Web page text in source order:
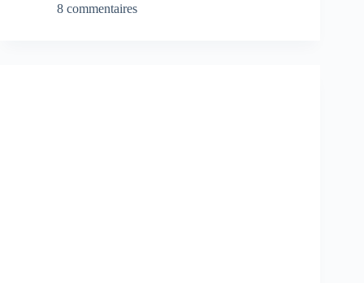
8 commentaires